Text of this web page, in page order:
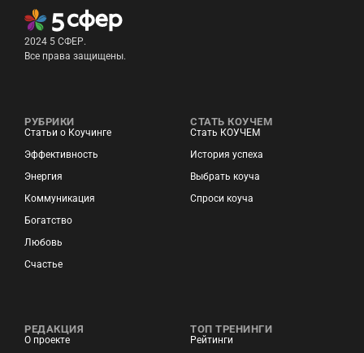
2024 5 СФЕР.
Все права защищены.
РУБРИКИ
Статьи о Коучинге
Эффективность
Энергия
Коммуникация
Богатство
Любовь
Счастье
СТАТЬ КОУЧЕМ
Стать КОУЧЕМ
История успеха
Выбрать коуча
Спроси коуча
РЕДАКЦИЯ
О проекте
ТОП ТРЕНИНГИ
Рейтинги